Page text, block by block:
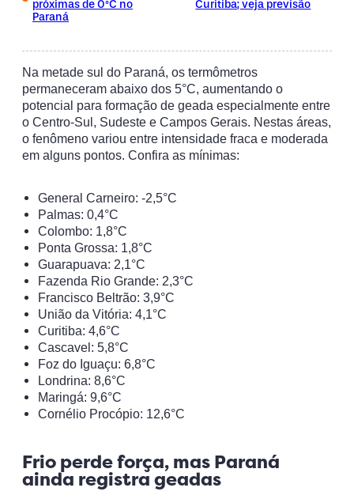
próximas de 0°C no
Paraná
Curitiba; veja previsão
Na metade sul do Paraná, os termômetros
permaneceram abaixo dos 5°C, aumentando o
potencial para formação de geada especialmente entre
o Centro-Sul, Sudeste e Campos Gerais. Nestas áreas,
o fenômeno variou entre intensidade fraca e moderada
em alguns pontos. Confira as mínimas:
General Carneiro: -2,5°C
Palmas: 0,4°C
Colombo: 1,8°C
Ponta Grossa: 1,8°C
Guarapuava: 2,1°C
Fazenda Rio Grande: 2,3°C
Francisco Beltrão: 3,9°C
União da Vitória: 4,1°C
Curitiba: 4,6°C
Cascavel: 5,8°C
Foz do Iguaçu: 6,8°C
Londrina: 8,6°C
Maringá: 9,6°C
Cornélio Procópio: 12,6°C
Frio perde força, mas Paraná
ainda registra geadas